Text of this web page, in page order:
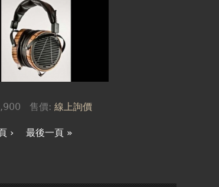
售價:線上詢價
› 最後一頁 »